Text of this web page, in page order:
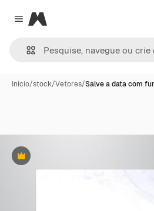
Close menu
Magnific
Início/stock/Vetores/Salve a data com
Premium